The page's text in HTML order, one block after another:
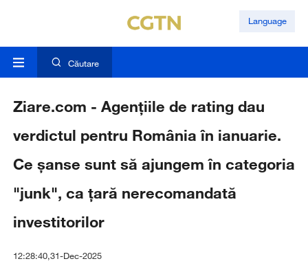
Language
Căutare
Ziare.com - Agențiile de rating dau
verdictul pentru România în ianuarie.
Ce șanse sunt să ajungem în categoria
"junk", ca țară nerecomandată
investitorilor
12:28:40,31-Dec-2025